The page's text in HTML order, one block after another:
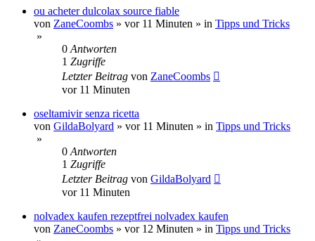
ou acheter dulcolax source fiable
von ZaneCoombs » vor 11 Minuten » in Tipps und Tricks
»
0 Antworten
1 Zugriffe
Letzter Beitrag von ZaneCoombs
vor 11 Minuten
oseltamivir senza ricetta
von GildaBolyard » vor 11 Minuten » in Tipps und Tricks
»
0 Antworten
1 Zugriffe
Letzter Beitrag von GildaBolyard
vor 11 Minuten
nolvadex kaufen rezeptfrei nolvadex kaufen
von ZaneCoombs » vor 12 Minuten » in Tipps und Tricks